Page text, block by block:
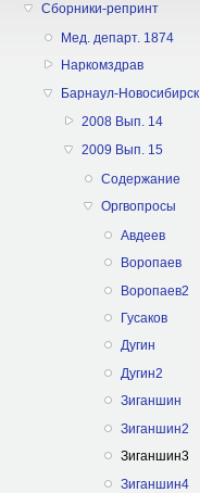
Сборники-репринт
Мед. департ. 1874
Наркомздрав
Барнаул-Новосибирск
2008 Вып. 14
2009 Вып. 15
Содержание
Оргвопросы
Авдеев
Воропаев
Воропаев2
Гусаков
Дугин
Дугин2
Зиганшин
Зиганшин2
Зиганшин3
Зиганшин4